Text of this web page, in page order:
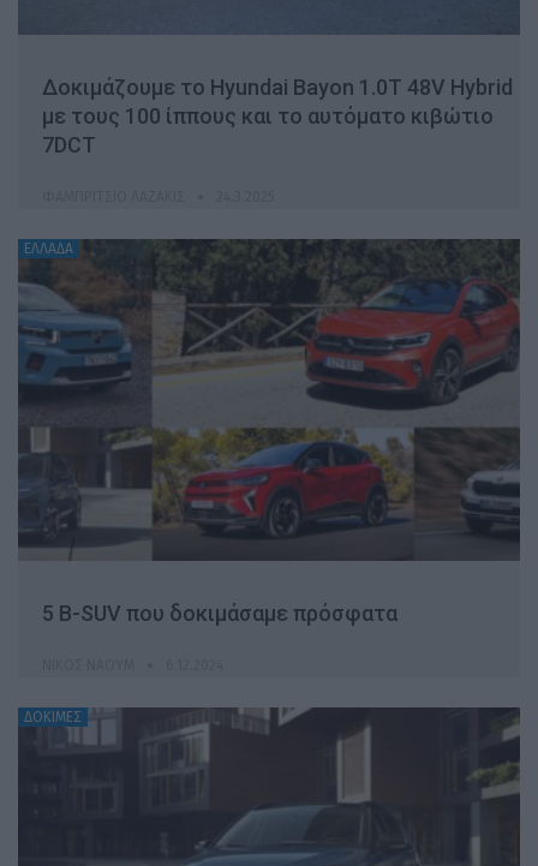
Δοκιμάζουμε το Hyundai Bayon 1.0T 48V Hybrid
με τους 100 ίππους και το αυτόματο κιβώτιο
7DCT
ΕΛΛΑΔΑ
5 B-SUV που δοκιμάσαμε πρόσφατα
ΔΟΚΙΜΕΣ